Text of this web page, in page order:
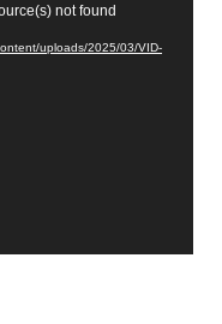
not found
uploads/2025/03/VID-